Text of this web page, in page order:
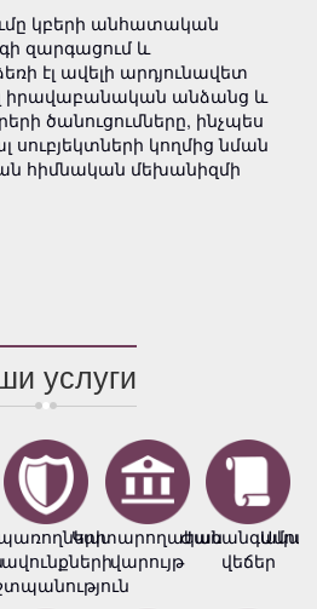
կբերի անհատական
զարգացում և
էլ ավելի արդյունավետ
իրավաբանական անձանց և
ծանուցումները, ինչպես
սուբյեկտների կողմից նման
հիմնական մեխանիզմի
услуги
Կատարողական
վարույթ
Ժառանգական
վեճեր